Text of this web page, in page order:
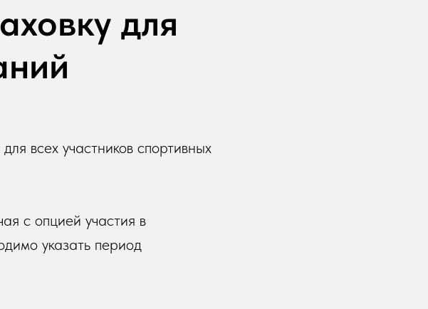
для
всех участников спортивных
с опцией участия в
указать период